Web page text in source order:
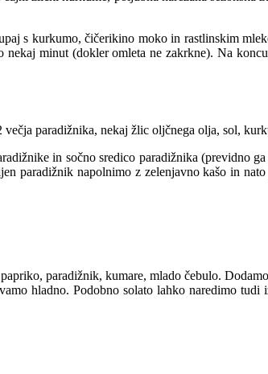
s kurkumo, čičerikino moko in rastlinskim
minut (dokler omleta ne zakrkne). Na
paradižnika, nekaj žlic oljčnega olja, sol,
in sočno sredico paradižnika (previdno
paradižnik napolnimo z zelenjavno kašo in
paradižnik, kumare, mlado čebulo.
hladno. Podobno solato lahko naredimo tudi